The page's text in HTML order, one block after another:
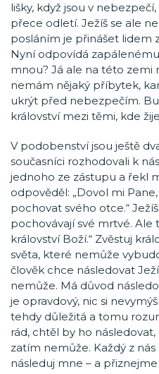
lišky, když jsou v
přece odletí. Ježíš se ale
posláním je přinášet lidem
Nyní odpovídá
mnou? Já ale na této zemi
nemám nějaký příbytek,
ukrýt před nebezpečím.
království mezi těmi, kde
V podobenství jsou ještě
současníci rozhodovali k
jednoho ze zástupu a řekl
odpověděl: „Dovol mi
pochovat svého otce.“
pochovávají své mrtvé. Ale
království Boží.“ Zvěstuj
světa, které nemůže
člověk chce následovat
nemůže. Má důvod
je opravdový, nic si
tehdy důležitá a tomu
rád, chtěl by ho
zatím nemůže. Každý z
následuj mne – a